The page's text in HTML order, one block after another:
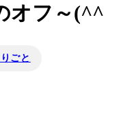
オフ～(^^ゞ
ごと